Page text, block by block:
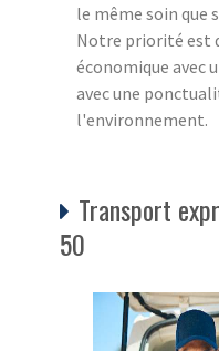
le même soin que
Notre priorité est
économique avec
avec une
l'environnement.
Transport
50